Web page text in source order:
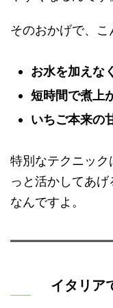
そのおかげで、こ
お水を加えな
短時間で煮上
いちご本来の
特別なテクニック
っと活かしてあ
なんですよ。
イタリア